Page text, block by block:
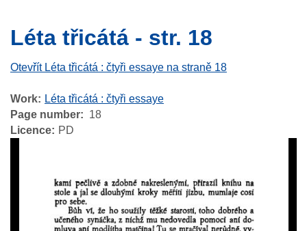
Léta třicátá - str. 18
Otevřít Léta třicátá : čtyři essaye na straně 18
Work
Léta třicátá : čtyři essaye
Page number
18
Licence
PD